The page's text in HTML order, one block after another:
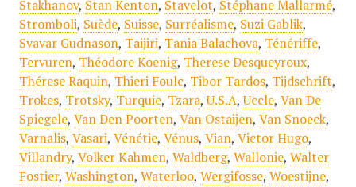
Stakhanov, Stan Kenton, Stavelot, Stéphane Mallarmé,
Stromboli, Suède, Suisse, Surréalisme, Suzi Gablik,
Svavar Gudnason, Taijiri, Tania Balachova, Ténériffe,
Tervuren, Théodore Koenig, Therese Desqueyroux,
Thérese Raquin, Thieri Foulc, Tibor Tardos, Tijdschrift,
Trokes, Trotsky, Turquie, Tzara,U.S.A,Uccle, Van De
Spiegele, Van Den Poorten, Van Ostaijen, Van Snoeck,
Varnalis, Vasari, Vénétie, Vénus, Vian, Victor Hugo,
Villandry, Volker Kahmen, Waldberg, Wallonie, Walter
Fostier, Washington, Waterloo, Wergifosse, Woestijne,